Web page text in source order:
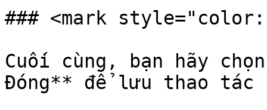
### <mark
Cuối cùng, bạn hãy
Đóng** để lưu thao